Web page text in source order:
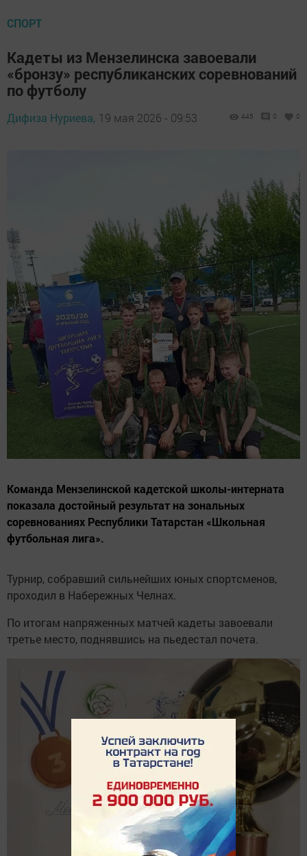
СПОРТ
Кадеты из Мензелинска завоевали
«бронзу» республиканских соревнований
по футболу
Дифиза Нуриева, 19 мая 2026 - 09:53 445 0 0
Команда Мензелинской кадетской школы-интерната
показала достойный результат на зональных
соревнованиях Республики Татарстан «Школьная
футбольная лига».
Турнир, собравший сильнейших юных спортсменов,
проходил в Набережных Челнах.
По итогам напряженных матчей кадеты завоевали
третье место, поднявшись на пьедестал почета.